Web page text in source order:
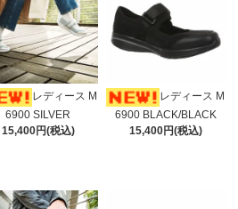
レディース M
6900 SILVER
15,400円(税込)
レディース M
6900 BLACK/BLACK
15,400円(税込)